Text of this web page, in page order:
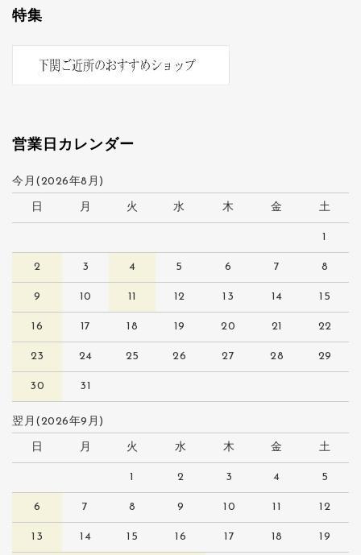
特集
営業日カレンダー
今月(2026年8月)
日 月 火 水 木 金 土
1
2 3 4 5 6 7 8
9 10 11 12 13 14 15
16 17 18 19 20 21 22
23 24 25 26 27 28 29
30 31
翌月(2026年9月)
日 月 火 水 木 金 土
1 2 3 4 5
6 7 8 9 10 11 12
13 14 15 16 17 18 19